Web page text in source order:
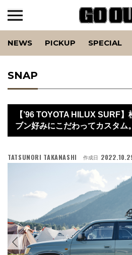
NEWS PICKUP SPECIAL
SNAP
【’96 TOYOTA HILUX SURF
ブン好みにこだわってカスタム。
TATSUNORI TAKANASHI 作成日